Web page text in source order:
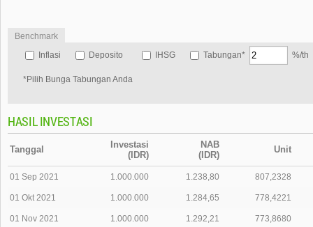
Benchmark
Inflasi
Deposito IHSG Tabungan* %/th
*Pilih Bunga Tabungan Anda
HASIL INVESTASI
Tanggal
Investasi
(IDR)
NAB
(IDR)
Unit
01 Sep 2021 1.000.000 1.238,80 807,2328
01 Okt 2021 1.000.000 1.284,65 778,4221
01 Nov 2021 1.000.000 1.292,21 773,8680